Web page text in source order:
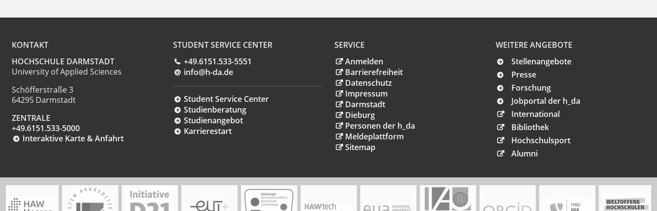
KONTAKT
HOCHSCHULE DARMSTADT
University of Applied Sciences
Schöfferstraße 3
64295 Darmstadt
ZENTRALE
+49.6151.533-5000
Interaktive Karte & Anfahrt
STUDENT SERVICE CENTER
+49.6151.533-5551
info@h-da.de
Student Service Center
Studienberatung
Studienangebot
Karrierestart
SERVICE
Anmelden
Barrierefreiheit
Datenschutz
Impressum
Darmstadt
Dieburg
Personen der h_da
Meldeplattform
Sitemap
WEITERE ANGEBOTE
Stellenangebote
Presse
Forschung
Jobportal der h_da
International
Bibliothek
Hochschulsport
Alumni